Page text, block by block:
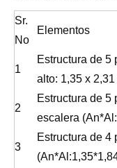
Sr.
No
Elementos
1
Estructura de 5
alto: 1,35 x 2,31
2
Estructura de 5
escalera
3
Estructura de 4